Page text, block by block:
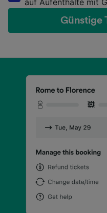
Günstige